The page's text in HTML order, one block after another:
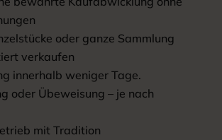
oder ganze Sammlung
verkaufen
innerhalb weniger Tage.
oder Übeweisung – je nach
mit Tradition